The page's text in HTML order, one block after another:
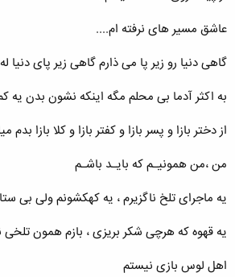
عاشق مسیر های نرفته ام....
گاهی دنیا رو زیر پا می ذارم گاهی زیر پای
به اکثر آدما بی محلم مگه اینکه نشون بدن یه
از دختر بازا و پسر بازا و کفتر بازا و کلا بازا بدم
من ،من همونیـم که بایـد باشـم
یه ماجرای تلخ ناگزیرم ، یه کهکشونم ولی بی
یه قهوه که هرچی شکر بریزی ، بازم همون تلخی
اهل لوس بازی نیستم